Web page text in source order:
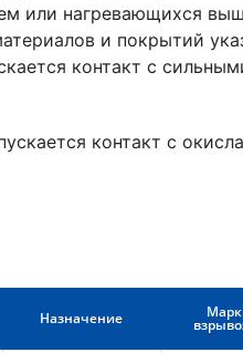
или нагревающихся
и покрытий
контакт с
контакт с
Назначение